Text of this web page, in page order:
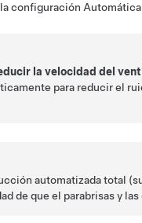
configuración
la velocidad del
para reducir el
automatizada total
de que el parabrisas y